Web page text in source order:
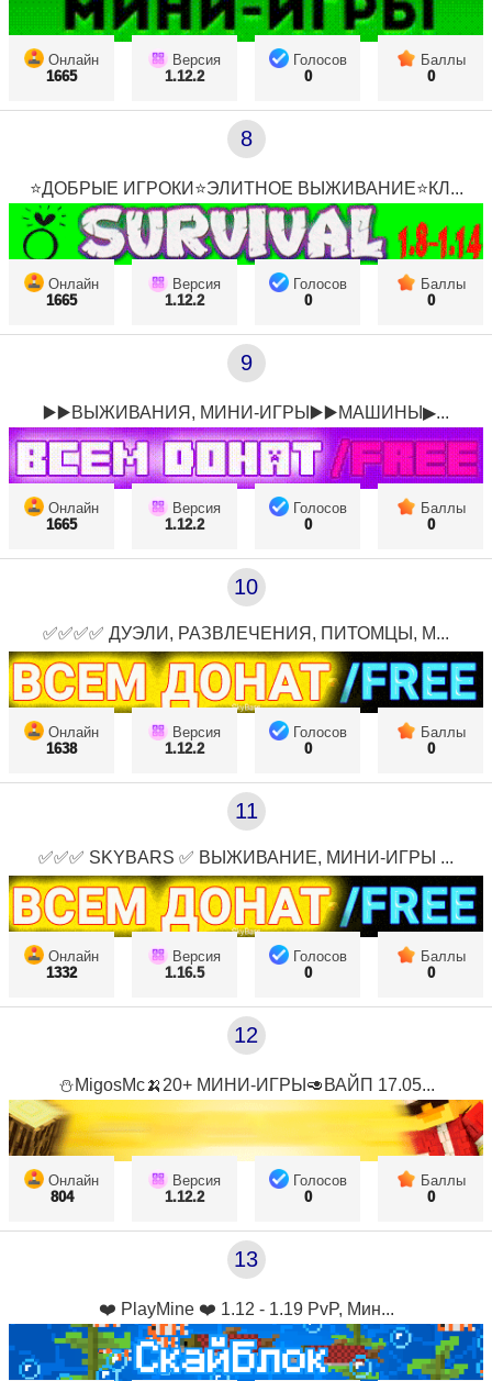
Онлайн
1665
Версия
1.12.2
Голосов
0
Баллы
0
8
⭐ДОБРЫЕ ИГРОКИ⭐ЭЛИТНОЕ ВЫЖИВАНИЕ⭐КЛ...
Онлайн
1665
Версия
1.12.2
Голосов
0
Баллы
0
9
▶️▶️ВЫЖИВАНИЯ, МИНИ-ИГРЫ▶️▶️МАШИНЫ▶...
Онлайн
1665
Версия
1.12.2
Голосов
0
Баллы
0
10
✅✅✅✅ ДУЭЛИ, РАЗВЛЕЧЕНИЯ, ПИТОМЦЫ, М...
Онлайн
1638
Версия
1.12.2
Голосов
0
Баллы
0
11
✅✅✅ SKYBARS ✅ ВЫЖИВАНИЕ, МИНИ-ИГРЫ ...
Онлайн
1332
Версия
1.16.5
Голосов
0
Баллы
0
12
⛄MigosMc🍌20+ МИНИ-ИГРЫ🥑ВАЙП 17.05...
Онлайн
804
Версия
1.12.2
Голосов
0
Баллы
0
13
❤️ PlayMine ❤️ 1.12 - 1.19 PvP, Мин...